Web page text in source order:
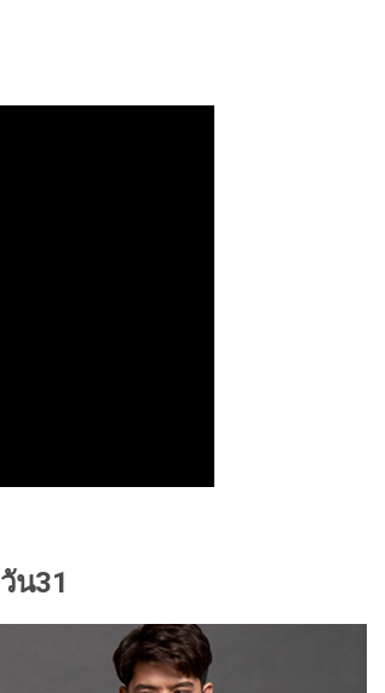
น31